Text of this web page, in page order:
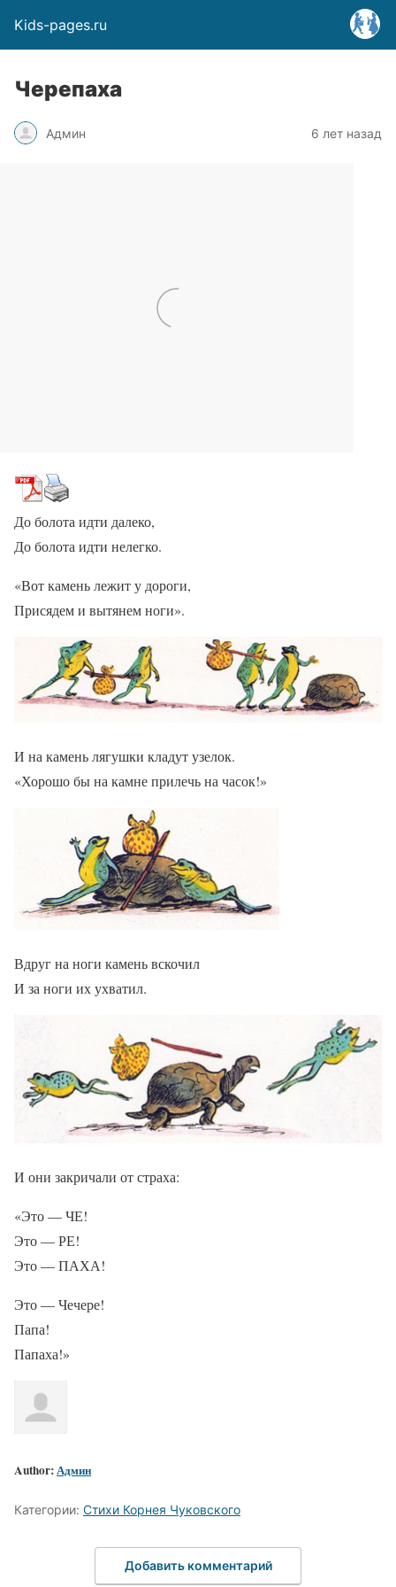
Kids-pages.ru
Черепаха
Админ 6 лет назад
До болота идти далеко,
До болота идти нелегко.
«Вот камень лежит у дороги,
Присядем и вытянем ноги».
И на камень лягушки кладут узелок.
«Хорошо бы на камне прилечь на часок!»
Вдруг на ноги камень вскочил
И за ноги их ухватил.
И они закричали от страха:
«Это — ЧЕ!
Это — РЕ!
Это — ПАХА!
Это — Чечере!
Папа!
Папаха!»
Author:Админ
Категории: Стихи Корнея Чуковского
Добавить комментарий